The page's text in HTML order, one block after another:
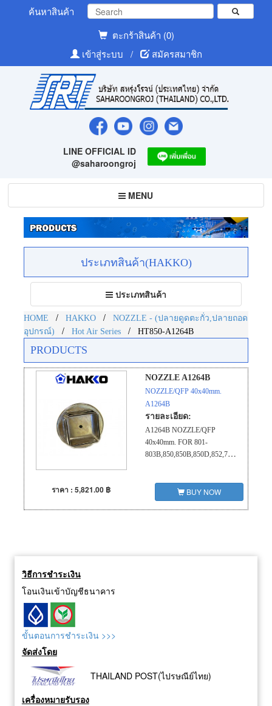
ค้นหาสินค้า
ตะกร้าสินค้า (0)
เข้าสู่ระบบ
/ สมัครสมาชิก
LINE OFFICIAL ID
@saharoongroj
Toggle
navigation
MENU
ประเภทสินค้า(HAKKO)
Toggle
navigation
ประเภทสินค้า
HOME / HAKKO /
NOZZLE - (ปลายดูดตะกั่ว,ปลายถอด
อุปกรณ์)
/ Hot Air Series / HT850-A1264B
PRODUCTS
NOZZLE A1264B
NOZZLE/QFP 40x40mm.
A1264B
รายละเอียด:
A1264B NOZZLE/QFP
40x40mm. FOR 801-
803B,850,850B,850D,852,702B
ราคา : 5,821.00 ฿ BUY NOW
วิธีการชำระเงิน
โอนเงินเข้าบัญชีธนาคาร
ขั้นตอนการชำระเงิน >>>
จัดส่งโดย
THAILAND POST(ไปรษณีย์ไทย)
เครื่องหมายรับรอง